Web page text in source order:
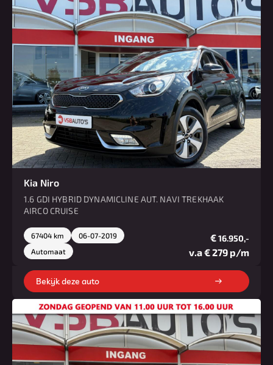
Kia Niro
1.6 GDI HYBRID DYNAMICLINE AUT. NAVI TREKHAAK
AIRCO CRUISE
67404 km
06-07-2019
Automaat
€16.950,-
v.a € 279 p/m
Bekijk deze auto